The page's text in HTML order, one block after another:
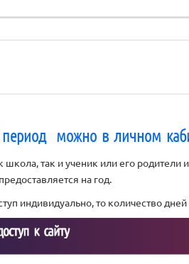
период можно в личном
так и ученик или его родители
на год.
индивидуально, то количество